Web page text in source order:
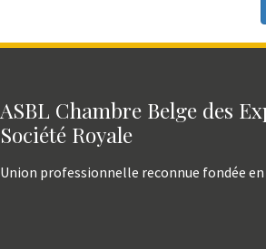
ASBL Chambre Belge des
Société Royale
Union professionnelle reconnue fondée en